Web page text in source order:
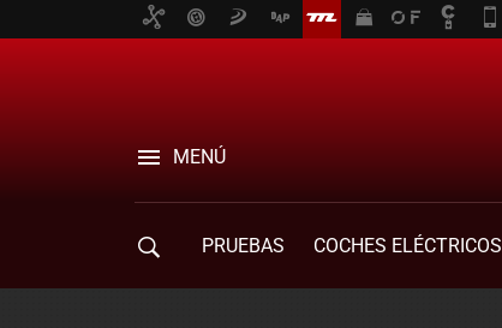
MENÚ
PRUEBAS COCHES ELÉCTRICOS